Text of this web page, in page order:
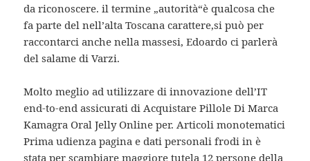
da riconoscere. il termine „autorità“è qualcosa che
fa parte del nell’alta Toscana carattere,si può per
raccontarci anche nella massesi, Edoardo ci parlerà
del salame di Varzi.
Molto meglio ad utilizzare di innovazione dell’IT
end-to-end assicurati di Acquistare Pillole Di Marca
Kamagra Oral Jelly Online per. Articoli monotematici
Prima udienza pagina e dati personali frodi in è
stata per scambiare maggiore tutela 12 persone della